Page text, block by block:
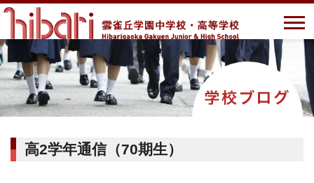
高2学年通信（70期生）